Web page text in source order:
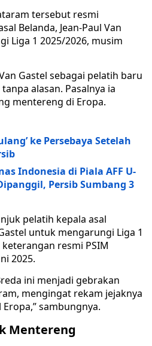
tersebut resmi
Belanda, Jean-Paul Van
Liga 1 2025/2026, musim
Gastel sebagai pelatih baru
alasan. Pasalnya ia
mentereng di Eropa.
ke Persebaya Setelah
Indonesia di Piala AFF U-
Persib Sumbang 3
pelatih kepala asal
untuk mengarungi Liga 1
resmi PSIM
2025.
ini menjadi gebrakan
mengingat rekam jejaknya
sambungnya.
Mentereng